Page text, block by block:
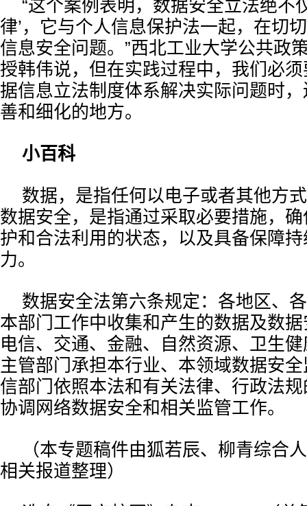
“这个案例表明，数据安全立法绝不
律’，它与个人信息保护法一起，在切
信息安全问题。”西北工业大学公共政
授韩伟说，但在实践过程中，我们必
据信息立法制度体系解决实际问题时
善和细化的地方。
小百科
数据，是指任何以电子或者其他方
数据安全，是指通过采取必要措施，
护和合法利用的状态，以及具备保障
力。
数据安全法第六条规定：各地区、
本部门工作中收集和产生的数据及数
电信、交通、金融、自然资源、卫生
主管部门承担本行业、本领域数据安
信部门依照本法和有关法律、行政法
协调网络数据安全和相关监管工作。
（本专题稿件由狐若辰、柳青综合
相关报道整理）